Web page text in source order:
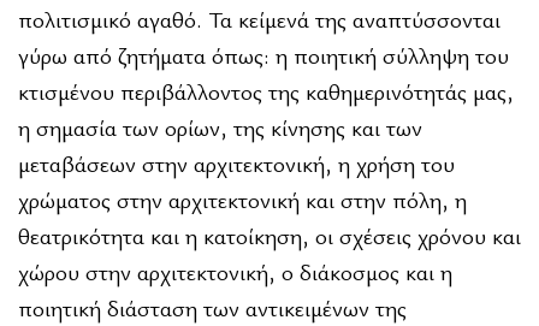
πολιτισμικό αγαθό. Τα κείμενά της αναπτύσσονται
γύρω από ζητήματα όπως: η ποιητική σύλληψη του
κτισμένου περιβάλλοντος της καθημερινότητάς μας,
η σημασία των ορίων, της κίνησης και των
μεταβάσεων στην αρχιτεκτονική, η χρήση του
χρώματος στην αρχιτεκτονική και στην πόλη, η
θεατρικότητα και η κατοίκηση, οι σχέσεις χρόνου και
χώρου στην αρχιτεκτονική, ο διάκοσμος και η
ποιητική διάσταση των αντικειμένων της